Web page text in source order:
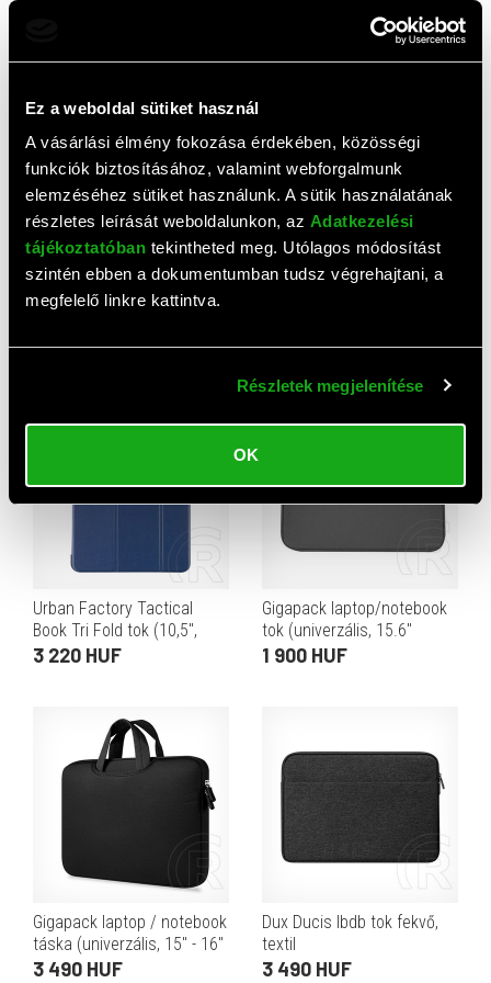
Ez a weboldal sütiket használ
A vásárlási élmény fokozása érdekében, közösségi
funkciók biztosításához, valamint webforgalmunk
elemzéséhez sütiket használunk. A sütik használatának
részletes leírását weboldalunkon, az Adatkezelési
tájékoztatóban tekintheted meg. Utólagos módosítást
szintén ebben a dokumentumban tudsz végrehajtani, a
megfelelő linkre kattintva.
Részletek megjelenítése
OK
HP Reversible notebook tok
7 210 HUF 6 980 HUF
Urban Factory Tactical
Book Tri Fold tok (10,5",
X200/X205, Galaxy Tab A8,
3 220 HUF
Gigapack laptop/notebook
tok (univerzális, 15.6"
méret, 400x305x20mm,
1 900 HUF
Gigapack laptop / notebook
táska (univerzális, 15" - 16"
méret, karcolásmentesítő
3 490 HUF
Dux Ducis lbdb tok fekvő,
textil
laptop/notebook/tablet
3 490 HUF